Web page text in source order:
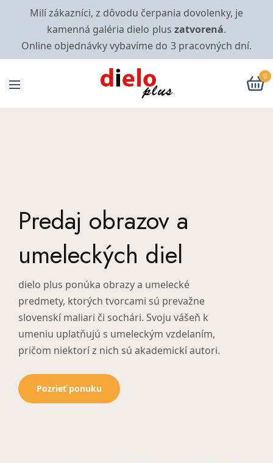
Milí zákazníci, z dôvodu čerpania dovolenky, je
kamenná galéria dielo plus zatvorená.
Online objednávky vybavíme do 3 pracovných dní.
0
Predaj obrazov a
umeleckých diel
dielo plus ponúka obrazy a umelecké
predmety, ktorých tvorcami sú prevažne
slovenskí maliari či sochári. Svoju vášeň k
umeniu uplatňujú s umeleckým vzdelaním,
pričom niektorí z nich sú akademickí autori.
Pozrieť ponuku